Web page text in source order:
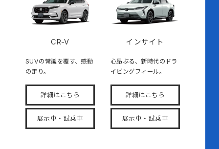
CR-V
SUVの常識を覆す、感動
の走り。
詳細はこちら
展示車・試乗車
インサイト
心昂ぶる、新時代のドラ
イビングフィール。
詳細はこちら
展示車・試乗車